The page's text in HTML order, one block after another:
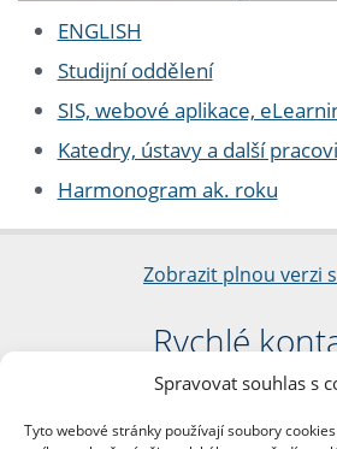
Spravovat souhlas s
Tyto webové stránky používají soubory
ENGLISH
Studijní oddělení
SIS, webové aplikace,
Katedry, ústavy a další
Harmonogram ak. roku
Zobrazit plnou verzi
Rychlé
Filozofická
nám. Jana